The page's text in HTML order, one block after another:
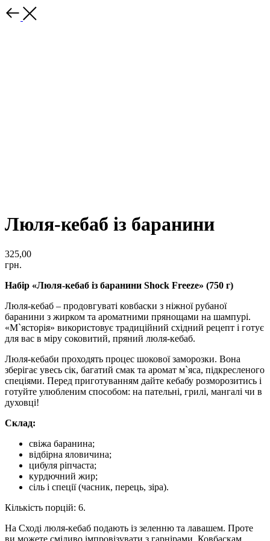
Люля-кебаб із баранини
325,00
грн.
Набір «Люля-кебаб із баранини Shock Freeze» (750 г)
Люля-кебаб – продовгуваті ковбаски з ніжної рубаної
баранини з жирком та ароматними прянощами на шампурі.
«М`ясторія» використовує традиційний східний рецепт і готує
для вас в міру соковитий, пряний люля-кебаб.
Люля-кебаби проходять процес шокової заморозки. Вона
зберігає увесь сік, багатий смак та аромат м`яса, підкресленого
спеціями. Перед приготуванням дайте кебабу розморозитись і
готуйте улюбленим способом: на пательні, грилі, мангалі чи в
духовці!
Склад:
свіжа баранина;
відбірна яловичина;
цибуля ріпчаста;
курдючний жир;
сіль і спеції (часник, перець, зіра).
Кількість порцій: 6.
На Сході люля-кебаб подають із зеленню та лавашем. Проте
ви можете сміливо імпровізувати з гарнірами. Ковбаскам